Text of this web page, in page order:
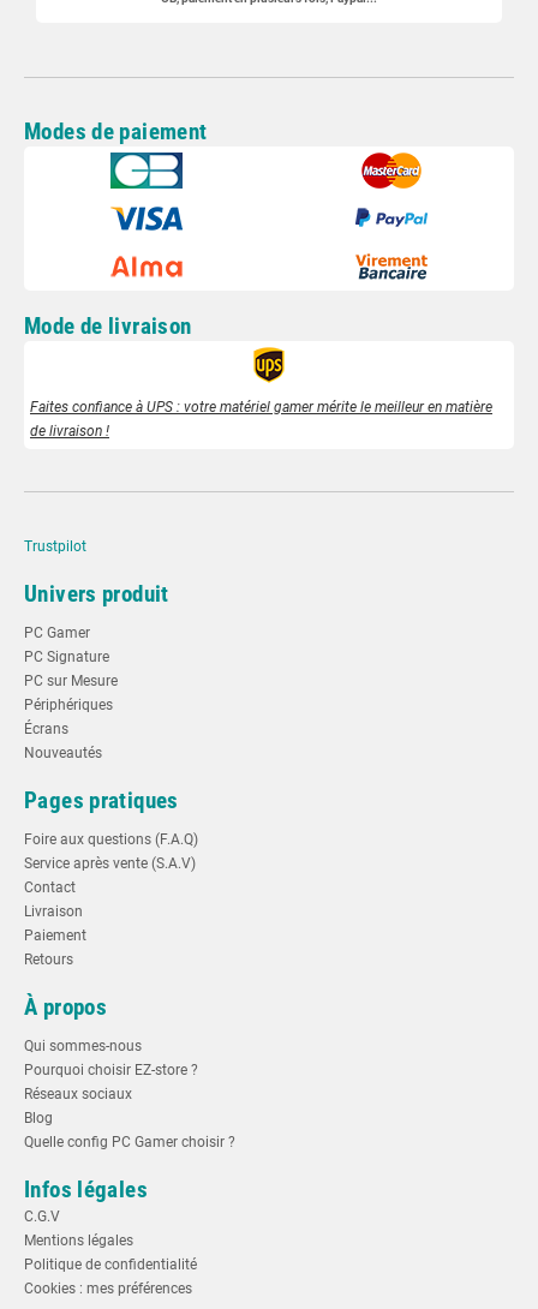
Modes de paiement
Mode de livraison
Faites confiance à UPS : votre matériel gamer mérite le meilleur en matière
de livraison !
Trustpilot
Univers produit
PC Gamer
PC Signature
PC sur Mesure
Périphériques
Écrans
Nouveautés
Pages pratiques
Foire aux questions (F.A.Q)
Service après vente (S.A.V)
Contact
Livraison
Paiement
Retours
À propos
Qui sommes-nous
Pourquoi choisir EZ-store ?
Réseaux sociaux
Blog
Quelle config PC Gamer choisir ?
Infos légales
C.G.V
Mentions légales
Politique de confidentialité
Cookies : mes préférences